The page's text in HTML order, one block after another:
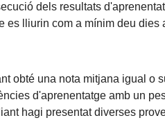
dels resultats
lliurin com a mínim deu
obté una nota mitjana igual o
d'aprenentatge amb un
hagi presentat diverses